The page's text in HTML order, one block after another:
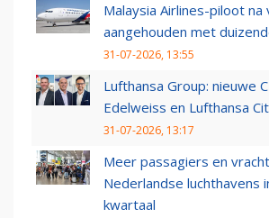
Malaysia Airlines-piloot na
aangehouden met
31-07-2026, 13:55
Lufthansa Group: nieuwe
Edelweiss en Lufthansa
31-07-2026, 13:17
Meer passagiers en
Nederlandse luchthavens
kwartaal